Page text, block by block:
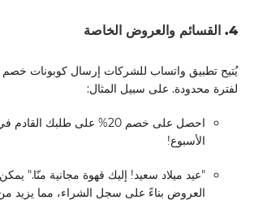
4. القسائم والعروض الخاصة
يُتيح تطبيق واتساب للشركات إرسال كوبونات
لفترة محدودة. على سبيل المثال:
احصل على خصم 20% على طلبك
الأسبوع!
"عيد ميلاد سعيد! إليك قهوة مجانية منّا."
العروض بناءً على سجل الشراء، مما يزيد من